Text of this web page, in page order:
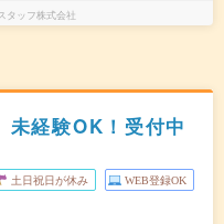
タッフ株式会社
未経験OK！受付中
土日祝日が休み WEB登録OK